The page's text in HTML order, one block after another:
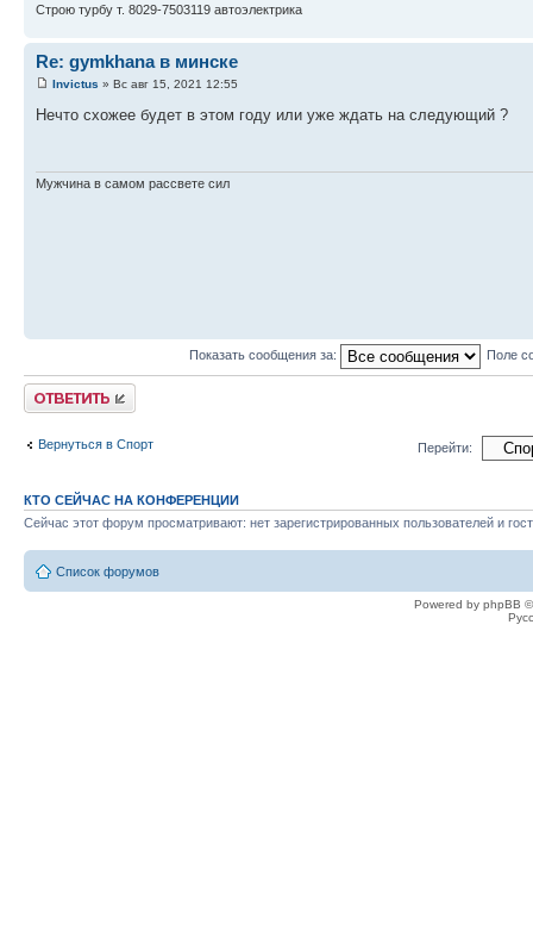
Строю турбу т. 8029-7503119 автоэлектрика
Re: gymkhana в минске
Invictus » Вс авг 15, 2021 12:55
Нечто схожее будет в этом году или уже ждать на следующий ?
Мужчина в самом рассвете сил
Показать сообщения за: Поле
Ответить
Вернуться в Спорт Перейти:
КТО СЕЙЧАС НА КОНФЕРЕНЦИИ
Сейчас этот форум просматривают: нет зарегистрированных пользователей и
Список форумов
Powered by phpBB